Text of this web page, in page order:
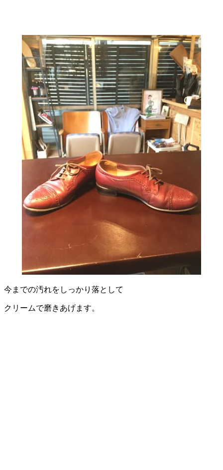
今までの汚れをしっかり落として
クリームで磨きあげます。